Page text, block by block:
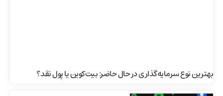
بهترین نوع سرمایه‌گذاری در حال حاضر: بیت‌کوین یا پول نقد؟